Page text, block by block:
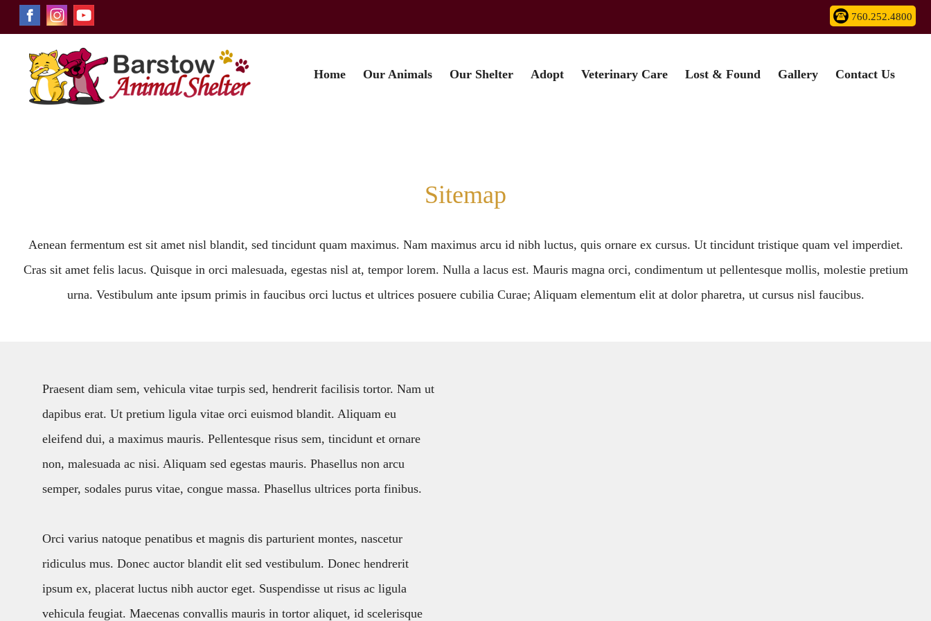
760.252.4800
Home Our Animals Our Shelter Adopt Veterinary Care Lost & Found Gallery Contact Us
Sitemap
Aenean fermentum est sit amet nisl blandit, sed tincidunt quam maximus. Nam maximus arcu id nibh luctus, quis ornare ex cursus. Ut tincidunt tristique quam vel imperdiet.
Cras sit amet felis lacus. Quisque in orci malesuada, egestas nisl at, tempor lorem. Nulla a lacus est. Mauris magna orci, condimentum ut pellentesque mollis, molestie pretium
urna. Vestibulum ante ipsum primis in faucibus orci luctus et ultrices posuere cubilia Curae; Aliquam elementum elit at dolor pharetra, ut cursus nisl faucibus.
Praesent diam sem, vehicula vitae turpis sed, hendrerit facilisis tortor. Nam ut
dapibus erat. Ut pretium ligula vitae orci euismod blandit. Aliquam eu
eleifend dui, a maximus mauris. Pellentesque risus sem, tincidunt et ornare
non, malesuada ac nisi. Aliquam sed egestas mauris. Phasellus non arcu
semper, sodales purus vitae, congue massa. Phasellus ultrices porta finibus.
Orci varius natoque penatibus et magnis dis parturient montes, nascetur
ridiculus mus. Donec auctor blandit elit sed vestibulum. Donec hendrerit
ipsum ex, placerat luctus nibh auctor eget. Suspendisse ut risus ac ligula
vehicula feugiat. Maecenas convallis mauris in tortor aliquet, id scelerisque